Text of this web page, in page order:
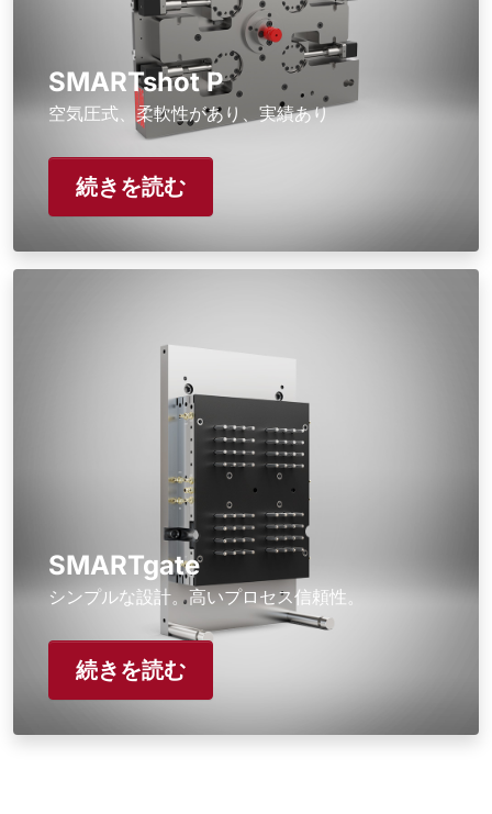
SMARTshot P
空気圧式、柔軟性があり、実績あり
続きを読む
SMARTgate
シンプルな設計。高いプロセス信頼性。
続きを読む